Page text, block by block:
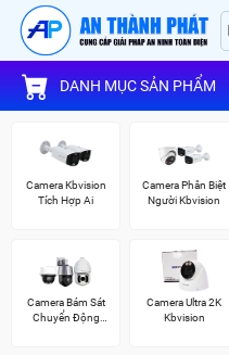
DANH MỤC SẢN PHẨM
Camera Kbvision
Tích Hợp Ai
Camera Phân Biệt
Người Kbvision
Camera Bám Sát
Chuyển Động
Camera Ultra 2K
Kbvision